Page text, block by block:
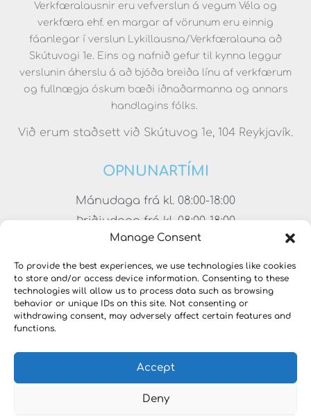
Manage Consent
To provide the best experiences, we use technologies like cookies
to store and/or access device information. Consenting to these
technologies will allow us to process data such as browsing
behavior or unique IDs on this site. Not consenting or
withdrawing consent, may adversely affect certain features and
functions.
Accept
Deny
Verkfæralausnir eru vefverslun á vegum Véla og
verkfæra ehf. en margar af vörunum eru einnig
fáanlegar í verslun Lykillausna/Verkfæralauna að
Skútuvogi 1e. Eins og nafnið gefur til kynna leggur
verslunin áherslu á að bjóða breiða línu af verkfærum
og fullnægja óskum bæði iðnaðarmanna og annars
handlagins fólks.
Við erum staðsett við Skútuvog 1e, 104 Reykjavík.
OPNUNARTÍMI
Mánudaga frá kl. 08:00-18:00
Þriðjudaga frá kl. 08:00-18:00
Miðvikudaga frá kl. 08:00-18:00
Fimmtudaga frá kl. 08:00-18:00
Föstudaga frá kl. 08:00-17:00
Laugardaga frá kl. 11:00-15:00